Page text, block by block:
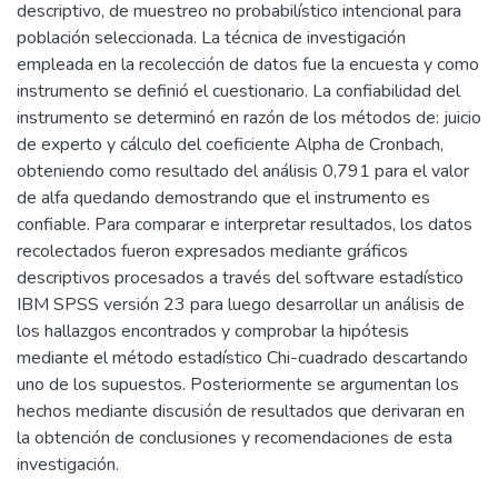
descriptivo, de muestreo no probabilístico intencional para
población seleccionada. La técnica de investigación
empleada en la recolección de datos fue la encuesta y como
instrumento se definió el cuestionario. La confiabilidad del
instrumento se determinó en razón de los métodos de: juicio
de experto y cálculo del coeficiente Alpha de Cronbach,
obteniendo como resultado del análisis 0,791 para el valor
de alfa quedando demostrando que el instrumento es
confiable. Para comparar e interpretar resultados, los datos
recolectados fueron expresados mediante gráficos
descriptivos procesados a través del software estadístico
IBM SPSS versión 23 para luego desarrollar un análisis de
los hallazgos encontrados y comprobar la hipótesis
mediante el método estadístico Chi-cuadrado descartando
uno de los supuestos. Posteriormente se argumentan los
hechos mediante discusión de resultados que derivaran en
la obtención de conclusiones y recomendaciones de esta
investigación.